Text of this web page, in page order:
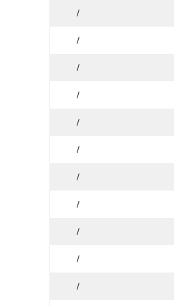
/
/
/
/
/
/
/
/
/
/
/